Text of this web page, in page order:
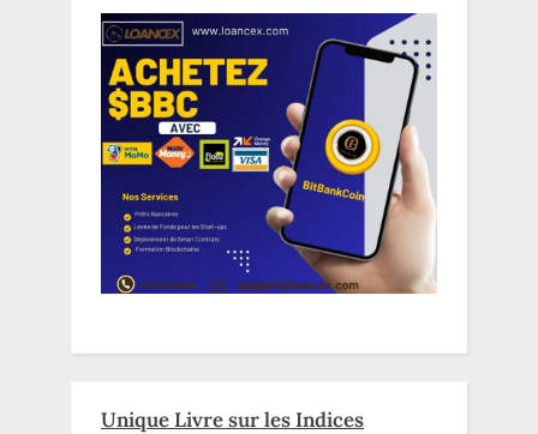
Unique Livre sur les Indices